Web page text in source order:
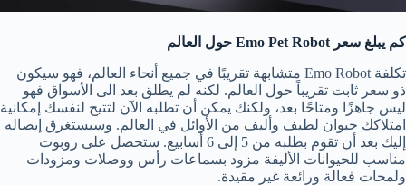
كم يبلغ سعر Emo Pet Robot حول العالم
تكلفة Emo Robot متشابهة تقريبًا في جميع أنحاء العالم، فهو سيكون
ذو سعر ثابت تقريباً حول العالم. لكنه لم يطلق بعد الى الأسواق فهو
ليس جاهزًا ومتاحًا بعد، ولكنك يمكن أن تطلبه الآن لتتيح لنفسك إمكانية
امتلاكك حيوان لطيف وأليف من الأوائل في العالم. وسيستغرق إيصاله
إليك بعد أن تقوم بطلبه من 5 إلى 6 أسابيع. ستحصل على روبوت
مناسب للحيوانات الأليفة مزود بسماعات رأس ووصلات ومزودات
ولمحات فعالة ورائعة غير مقيدة.